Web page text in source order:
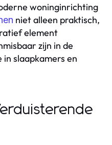
woninginrichting
niet alleen praktisch,
element
zijn in de
slaapkamers en